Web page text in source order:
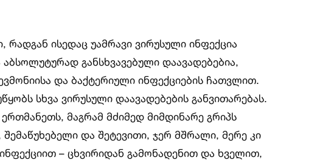
ისედაც უამრავი ვირუსული ინფექცია
განსხვავებული დაავადებებია,
და ბაქტერიული ინფექციების ჩათვლით.
სხვა ვირუსული დაავადებების განვითარებას.
მაგრამ მძიმედ მიმდინარე გრიპს
და შეტევითი, ჯერ მშრალი, მერე კი
– ცხვირიდან გამონადენით და ხველით,